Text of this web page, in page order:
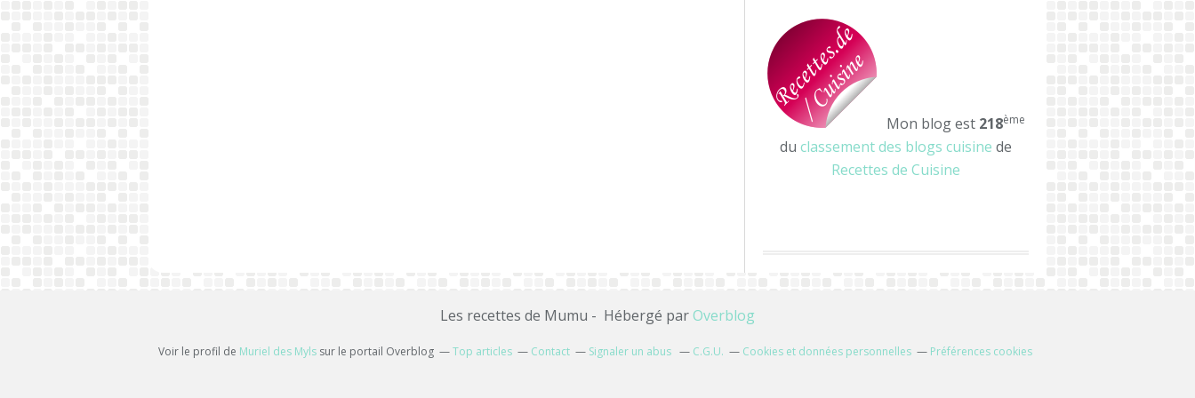
Mon blog est 218ème
du classement des blogs cuisine de
Recettes de Cuisine
Les recettes de Mumu - Hébergé parOverblog
Voir le profil de Muriel des Mylssur le portail Overblog Top articles Contact Signaler un abus C.G.U. Cookies et données personnelles Préférences cookies